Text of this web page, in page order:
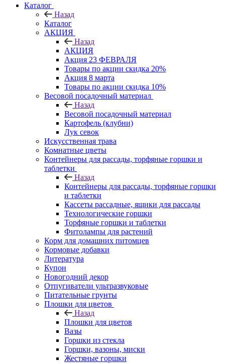
Каталог
Назад
Каталог
АКЦИЯ
Назад
АКЦИЯ
Акция 23 ФЕВРАЛЯ
Товары по акции скидка 20%
Акция 8 марта
Товары по акции скидка 10%
Весовой посадочный материал
Назад
Весовой посадочный материал
Картофель (клубни)
Лук севок
Искусственная трава
Комнатные цветы
Контейнеры для рассады, торфяные горшки и
таблетки
Назад
Контейнеры для рассады, торфяные горшки
и таблетки
Кассеты рассадные, ящики для рассады
Технологические горшки
Торфяные горшки и таблетки
Фитолампы для растений
Корм для домашних питомцев
Кормовые добавки
Литература
Купон
Новогодний декор
Отпугиватели ультразвуковые
Питательные грунты
Плошки для цветов
Назад
Плошки для цветов
Вазы
Горшки из стекла
Горшки, вазоны, миски
Жестяные горшки